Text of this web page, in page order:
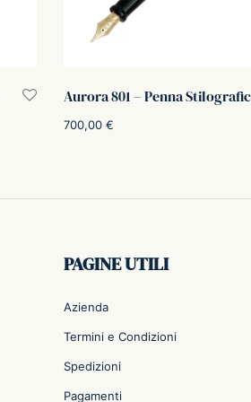
Aurora 801 – Penna
700,00 €
PAGINE UTILI
Azienda
Termini e Condizioni
Spedizioni
Pagamenti